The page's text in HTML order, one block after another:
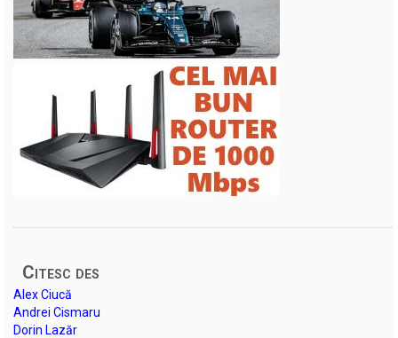
Citesc des
Alex Ciucă
Andrei Cismaru
Dorin Lazăr